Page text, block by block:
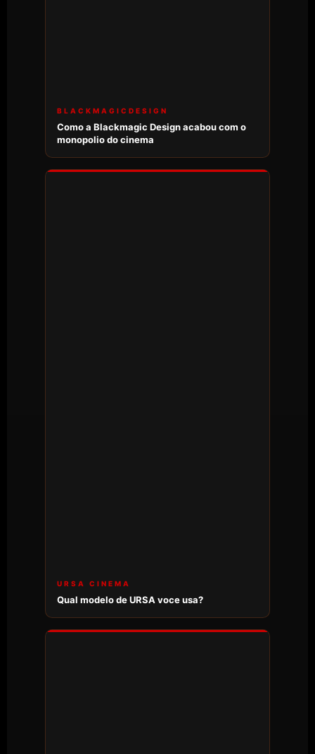
BLACKMAGICDESIGN
Como a Blackmagic Design acabou com o
monopolio do cinema
URSA CINEMA
Qual modelo de URSA voce usa?